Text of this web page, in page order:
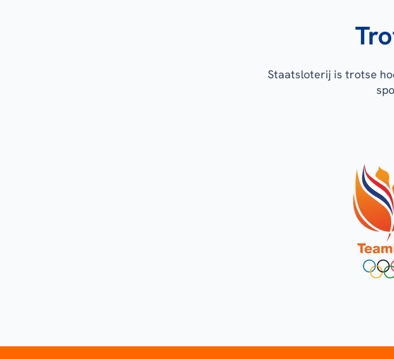
Staatsloterij is trotse